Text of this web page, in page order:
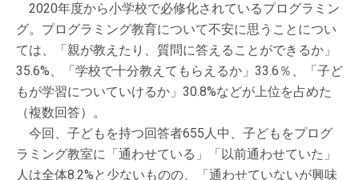
2020年度から小学校で必修化されているプログラミン
グ。プログラミング教育について不安に思うことについ
ては、「親が教えたり、質問に答えることができるか」
35.6%、「学校で十分教えてもらえるか」33.6％、「子ど
もが学習についていけるか」30.8%などが上位を占めた
（複数回答）。
今回、子どもを持つ回答者655人中、子どもをプログ
ラミング教室に「通わせている」「以前通わせていた」
人は全体8.2%と少ないものの、「通わせていないが興味